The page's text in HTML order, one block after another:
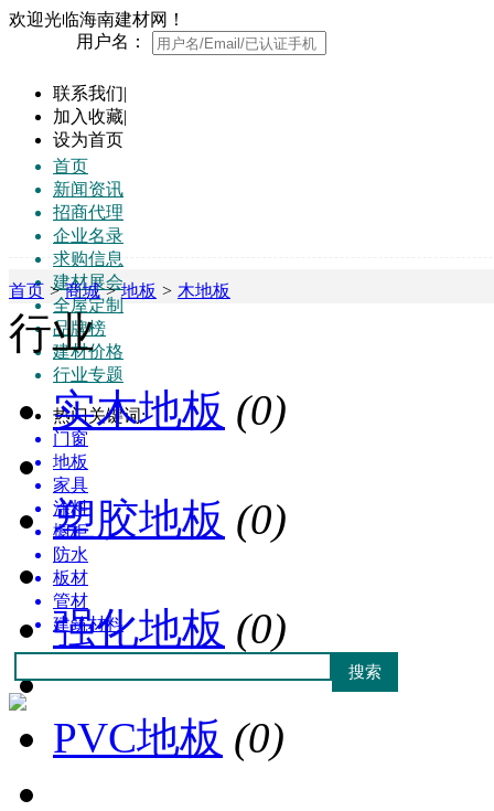
欢迎光临海南建材网！
用户名：
联系我们|
加入收藏|
设为首页
首页
新闻资讯
招商代理
企业名录
求购信息
建材展会
全屋定制
品牌榜
建材价格
行业专题
热门关键词:
门窗
地板
家具
涂料
橱柜
防水
板材
管材
建筑材料
首页 > 商城 > 地板 > 木地板
行业
实木地板 (0)
塑胶地板 (0)
强化地板 (0)
PVC地板 (0)